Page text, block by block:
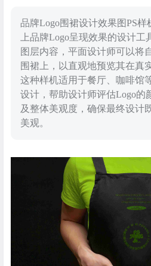
品牌Logo围裙设计效果图PS
上品牌Logo呈现效果的设计
图层内容，平面设计师可以将
围裙上，以直观地预览其在真
这种样机适用于餐厅、咖啡馆
设计，帮助设计师评估Logo的
及整体美观度，确保最终设计
美观。